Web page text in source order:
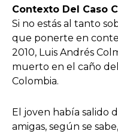
Contexto Del Caso
Si no estás al tanto
que ponerte en
2010, Luis Andrés
muerto en el caño
Colombia.
El joven había salido
amigas, según se